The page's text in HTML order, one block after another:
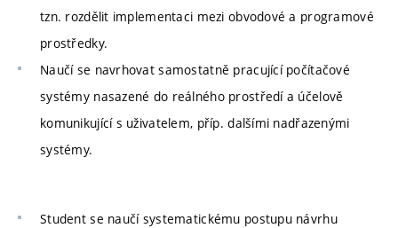
tzn. rozdělit implementaci mezi obvodové a programové
prostředky.
Naučí se navrhovat samostatně pracující počítačové
systémy nasazené do reálného prostředí a účelově
komunikující s uživatelem, příp. dalšími nadřazenými
systémy.
Student se naučí systematickému postupu návrhu